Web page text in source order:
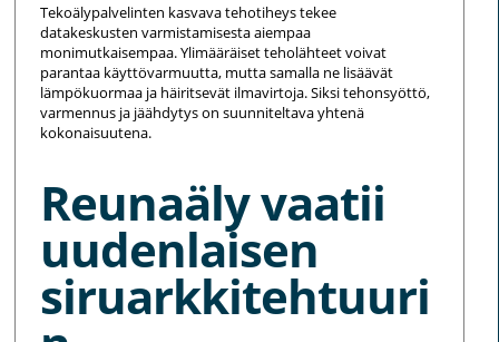
Tekoälypalvelinten kasvava tehotiheys tekee
datakeskusten varmistamisesta aiempaa
monimutkaisempaa. Ylimääräiset teholähteet voivat
parantaa käyttövarmuutta, mutta samalla ne lisäävät
lämpökuormaa ja häiritsevät ilmavirtoja. Siksi tehonsyöttö,
varmennus ja jäähdytys on suunniteltava yhtenä
kokonaisuutena.
Reunaäly vaatii
uudenlaisen
siruarkkitehtuuri